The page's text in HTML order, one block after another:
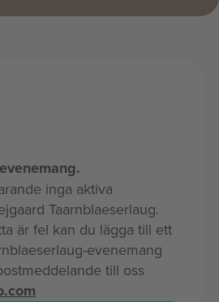
inga aktiva
Taarnblaeserlaug.
är fel kan du lägga till ett
evenemang
till oss